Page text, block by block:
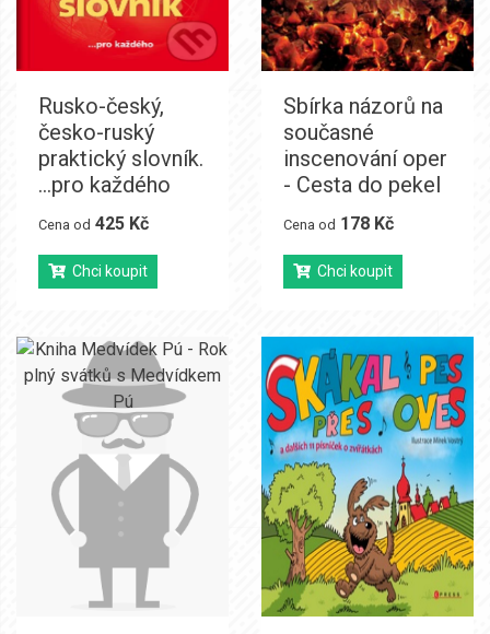
Rusko-český,
česko-ruský
praktický slovník.
...pro každého
Cena od 425 Kč
Chci koupit
Sbírka názorů na
současné
inscenování oper
- Cesta do pekel
Cena od 178 Kč
Chci koupit